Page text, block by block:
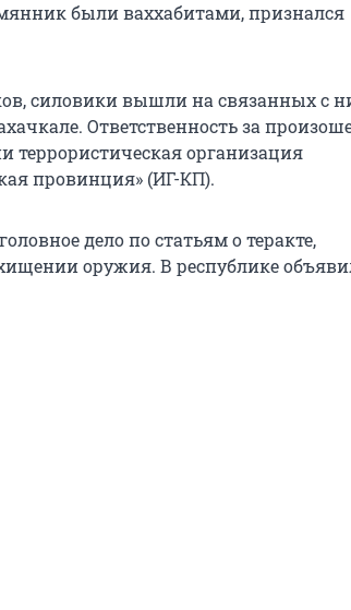
были ваххабитами, признался
силовики вышли на связанных с
Ответственность за
террористическая организация
провинция» (ИГ-КП).
дело по статьям о теракте,
оружия. В республике